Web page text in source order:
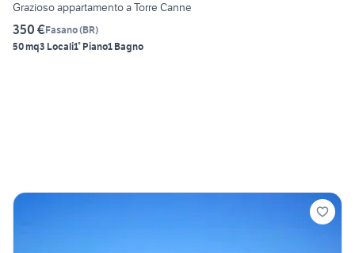
Grazioso appartamento a Torre Canne
350 €Fasano(BR)
50 mq3 Locali1° Piano1 Bagno